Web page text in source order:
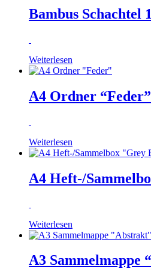
Bambus Schachtel
Weiterlesen
A4 Ordner “Feder”
Weiterlesen
A4 Heft-/
Weiterlesen
A3 Sammelmappe